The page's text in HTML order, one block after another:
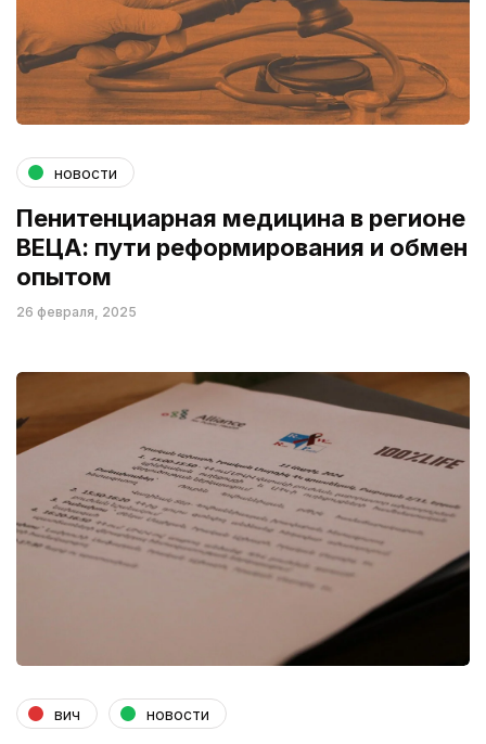
новости
Пенитенциарная медицина в регионе
ВЕЦА: пути реформирования и обмен
опытом
26 февраля, 2025
вич новости